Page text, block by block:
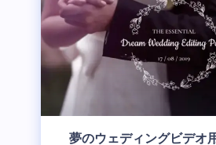
夢のウェディングビデオ